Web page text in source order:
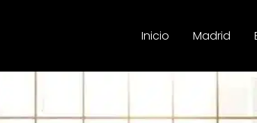
Inicio Madrid